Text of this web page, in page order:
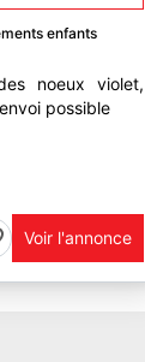
enfants
noeux violet,
possible
Voir l'annonce